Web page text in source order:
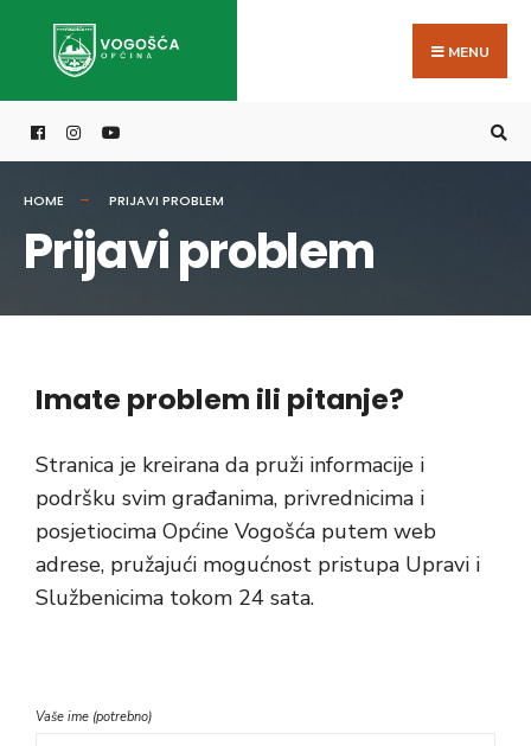
MENU
HOME PRIJAVI PROBLEM
Prijavi problem
Imate problem ili pitanje?
Stranica je kreirana da pruži informacije i
podršku svim građanima, privrednicima i
posjetiocima Općine Vogošća putem web
adrese, pružajući mogućnost pristupa Upravi i
Službenicima tokom 24 sata.
Vaše ime (potrebno)